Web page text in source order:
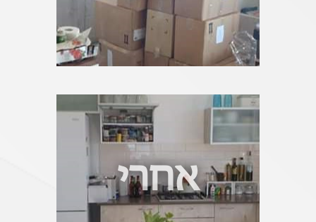
אחרי